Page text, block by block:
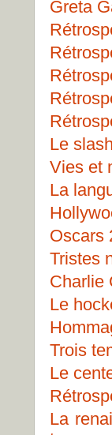
Greta
Le
Vies et
La
Oscars
Tristes
Charlie
Le
Trois
Le
La